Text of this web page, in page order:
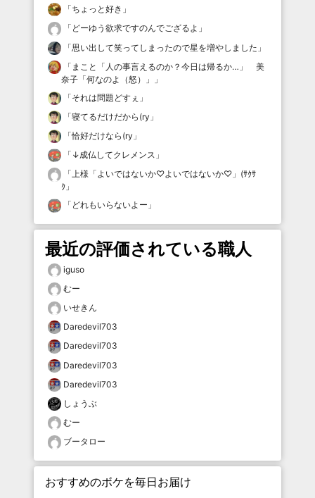
「ちょっと好き 」
「 どーゆう欲求ですのんでござるよ 」
「思い出して笑ってしまったので星を増やしました 」
「 まこと「人の事言えるのか？今日は帰るか…」 美
奈子「何なのよ（怒）」
」
「それは問題どすぇ 」
「寝てるだけだから(ry 」
「恰好だけなら(ry 」
「 ↓成仏してクレメンス 」
「上様「よいではないか♡よいではないか♡」(ｻｸｻ
ｸ 」
「 どれもいらないよー 」
最近の評価されている職人
iguso
むー
いせきん
Daredevil703
Daredevil703
Daredevil703
Daredevil703
しょうぶ
むー
ブータロー
おすすめのボケを毎日お届け